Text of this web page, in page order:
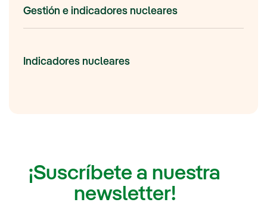
Gestión e indicadores nucleares
Indicadores nucleares
¡Suscríbete a nuestra
newsletter!